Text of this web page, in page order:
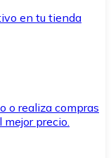
en tu tienda
o realiza compras
precio.